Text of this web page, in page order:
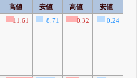
高値 安値 高値 安値
11.61 8.71 0.32 0.24